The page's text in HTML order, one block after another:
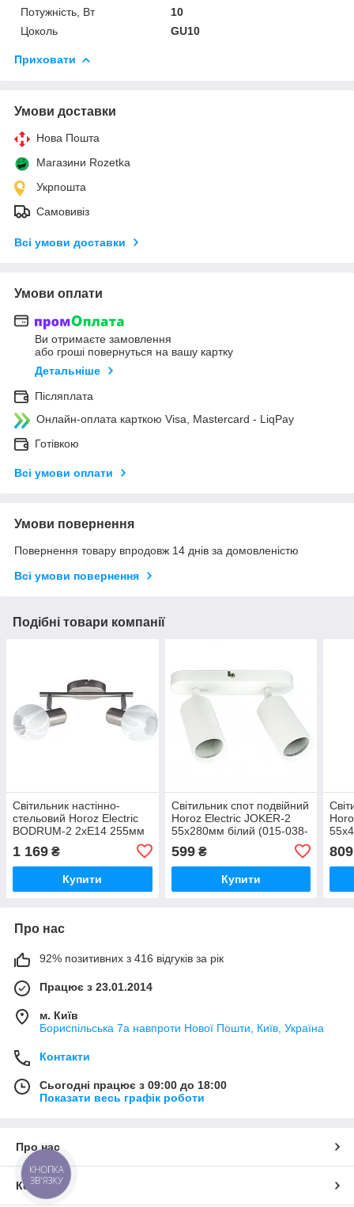
Потужність, Вт
10
Цоколь
GU10
Приховати
Умови доставки
Нова Пошта
Магазини Rozetka
Укрпошта
Самовивіз
Всі умови доставки
Умови оплати
Ви отримаєте замовлення
або гроші повернуться на вашу картку
Детальніше
Післяплата
Онлайн-оплата карткою Visa, Mastercard - LiqPay
Готівкою
Всі умови оплати
Умови повернення
Повернення товару впродовж 14 днів за домовленістю
Всі умови повернення
Подібні товари компанії
Світильник настінно-
стельовий Horoz Electric
BODRUM-2 2xE14 255мм
матовий хром (035-004-
0002-010)
1 169 ₴
Купити
Світильник спот подвійний
Horoz Electric JOKER-2
55x280мм білий (015-038-
599₴
Купити
809
Про нас
92% позитивних з 416 відгуків за рік
Працює з 23.01.2014
м. Київ
Бориспільська 7а навпроти Нової Пошти, Київ, Україна
Контакти
Сьогодні працює з 09:00 до 18:00
Показати весь графік роботи
Про нас
Контакти
КНОПКА
ЗВ'ЯЗКУ